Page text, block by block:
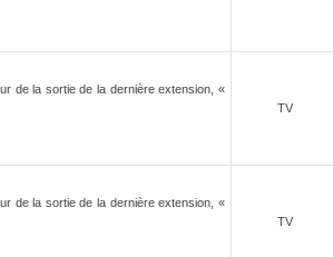
de la sortie de la dernière extension, «
TV
de la sortie de la dernière extension, «
TV